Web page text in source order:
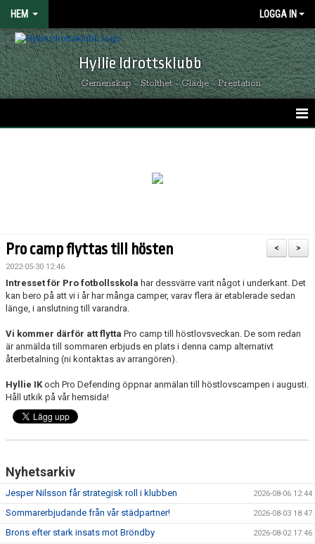
HEM LOGGA IN
Hyllie Idrottsklubb
Gemenskap - Stolthet - Glädje - Prestation
OM HYLLIE IK
KONTAKT
SPONSORER
HYLLIEDAGEN
FÖR BESÖKARE
>
<
Pro camp flyttas till hösten
2022-05-30 12:46
Intresset för Pro fotbollsskola har dessvärre varit något i underkant. Det
kan bero på att vi i år har många camper, varav flera är etablerade sedan
länge, i anslutning till varandra.
Vi kommer därför att flytta Pro camp till höstlovsveckan. De som redan
är anmälda till sommaren erbjuds en plats i denna camp alternativt
återbetalning (ni kontaktas av arrangören).
Hyllie IKoch Pro Defending öppnar anmälan till höstlovscampen i augusti.
Håll utkik på vår hemsida!
Nyhetsarkiv
Jesper Nilsson får strategisk roll i klubben 2026-08-06 12:44
Sommarerbjudande från vår städpartner! 2026-08-03 18:47
Brons efter stark insats mot Bröndby 2026-08-02 17:46